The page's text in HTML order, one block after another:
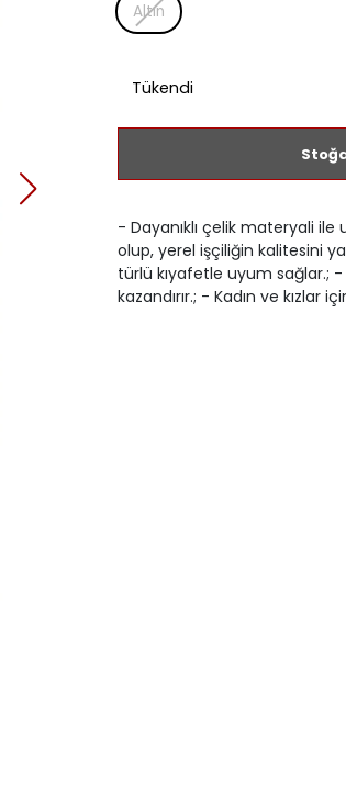
- Dayanıklı çelik materyali
olup, yerel işçiliğin kalitesini
türlü kıyafetle uyum sağlar.;
kazandırır.; - Kadın ve kızlar
Altın
Tükendi